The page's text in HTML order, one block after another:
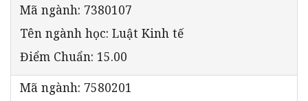
Mã ngành: 7380107
Tên ngành học: Luật Kinh tế
Điểm Chuẩn: 15.00
Mã ngành: 7580201